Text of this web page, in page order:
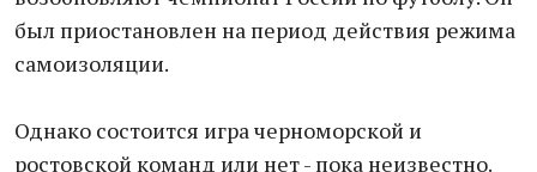
был приостановлен на период действия режима
самоизоляции.
Однако состоится игра черноморской и
ростовской команд или нет - пока неизвестно.